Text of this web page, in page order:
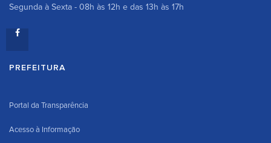
Segunda à Sexta - 08h às 12h e das 13h às 17h
PREFEITURA
Portal da Transparência
Acesso à Informação